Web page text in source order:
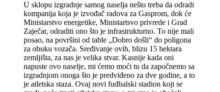
U sklopu izgradnje samog naselja nešto treba da odradi
kompanija koja je izvođač radova za Gasprom, dok će
Ministarstvo energetike, Ministartsvo privrede i Grad
Zaječar, odraditi ono što je infrastrukturno. To nije mali
posao, na površini od table „Dobro došli“ do poligona
za obuku vozača. Sređivanje ovih, blizu 15 hektara
zemljišta, za nas je velika stvar. Kasnije kada oni
napuste ovo naselje, mi ćemo moći tu da započnemo sa
izgradnjom onoga što je predviđeno za dve godine, a to
je atletska staza. Ovaj novi fudbalski stadion koji se